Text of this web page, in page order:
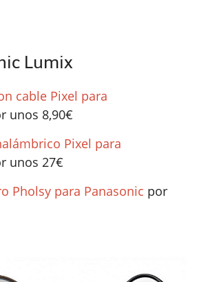
Lumix
cable Pixel para
unos 8,90€
Pixel para
unos 27€
Pholsy para Panasonic por